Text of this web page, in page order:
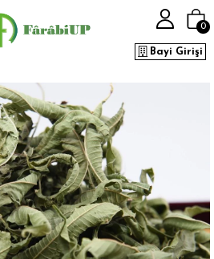
Bayi Girişi
0